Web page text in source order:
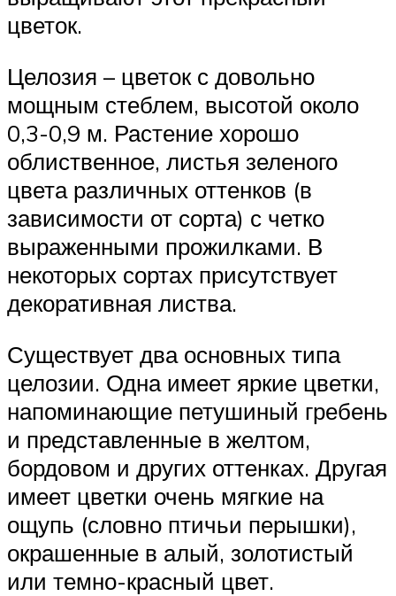
цветок.
Целозия – цветок с довольно
мощным стеблем, высотой около
0,3-0,9 м. Растение хорошо
облиственное, листья зеленого
цвета различных оттенков (в
зависимости от сорта) с четко
выраженными прожилками. В
некоторых сортах присутствует
декоративная листва.
Существует два основных типа
целозии. Одна имеет яркие цветки,
напоминающие петушиный гребень
и представленные в желтом,
бордовом и других оттенках. Другая
имеет цветки очень мягкие на
ощупь (словно птичьи перышки),
окрашенные в алый, золотистый
или темно-красный цвет.